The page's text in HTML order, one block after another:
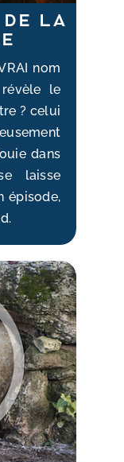
de la
nom
le
? celui
dans
laisse
épisode,